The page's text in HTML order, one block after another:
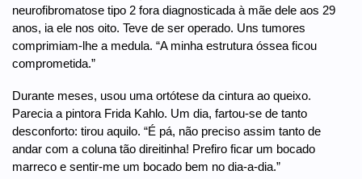
neurofibromatose tipo 2 fora diagnosticada à mãe dele aos 29
anos, ia ele nos oito. Teve de ser operado. Uns tumores
comprimiam-lhe a medula. “A minha estrutura óssea ficou
comprometida.”
Durante meses, usou uma ortótese da cintura ao queixo.
Parecia a pintora Frida Kahlo. Um dia, fartou-se de tanto
desconforto: tirou aquilo. “É pá, não preciso assim tanto de
andar com a coluna tão direitinha! Prefiro ficar um bocado
marreco e sentir-me um bocado bem no dia-a-dia.”